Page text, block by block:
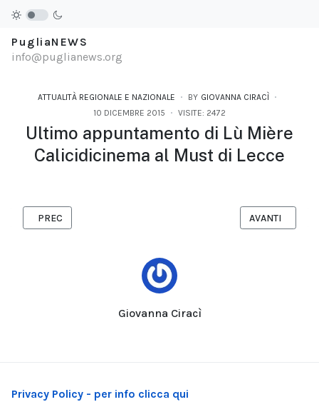
PugliaNEWS
info@puglianews.org
ATTUALITÀ REGIONALE E NAZIONALE BY GIOVANNA CIRACÌ
10 DICEMBRE 2015
VISITE: 2472
Ultimo appuntamento di Lù Mière
Calicidicinema al Must di Lecce
Giovanna Ciracì
ARTICOLO PRECEDENTE: ‘MUSICA (PER)FORMATIVA’.
PREC ARTICOLO
AVANTI
Privacy Policy - per info clicca qui